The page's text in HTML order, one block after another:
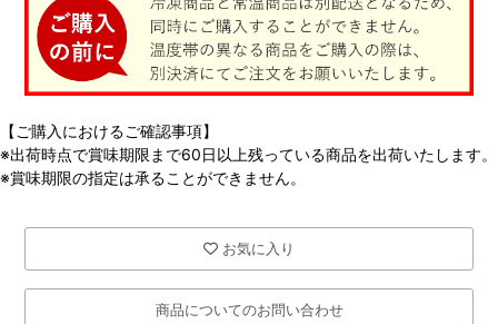
【ご購入におけるご確認事項】
※出荷時点で賞味期限まで60日以上残っている商品を出荷いたします。
※賞味期限の指定は承ることができません。
お気に入り
商品についてのお問い合わせ